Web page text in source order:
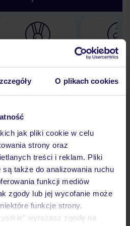
O plikach cookies
jak pliki cookie w celu
strony oraz
treści i reklam. Pliki
także do analizowania ruchu
funkcji mediów
zgody lub jej wycofanie może
funkcje strony.
wyrażasz zgodę na
30 lat w